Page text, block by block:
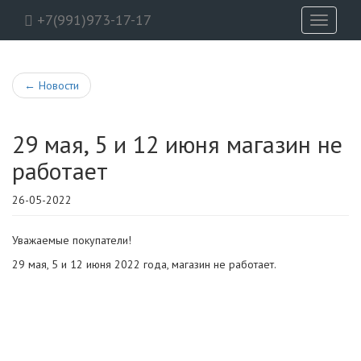
+7(991)973-17-17
Toggle
← Новости
29 мая, 5 и 12 июня магазин не
работает
26-05-2022
Уважаемые покупатели!
29 мая, 5 и 12 июня 2022 года, магазин не работает.